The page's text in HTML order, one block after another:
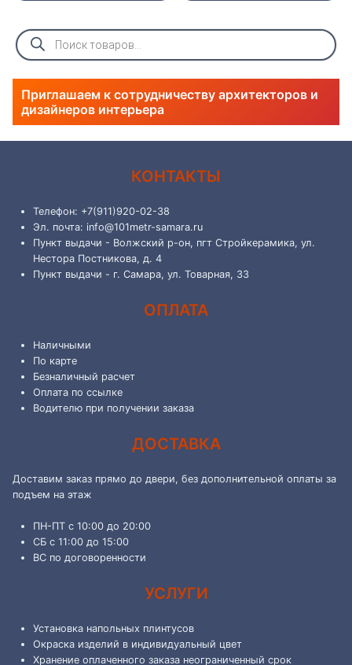
Поиск
товаров
Приглашаем к сотрудничеству архитекторов и
дизайнеров интерьера
КОНТАКТЫ
Телефон: +7(911)920-02-38
Эл. почта: info@101metr-samara.ru
Пункт выдачи - Волжский р-он, пгт Стройкерамика, ул.
Нестора Постникова, д. 4
Пункт выдачи - г. Самара, ул. Товарная, 33
ОПЛАТА
Наличными
По карте
Безналичный расчет
Оплата по ссылке
Водителю при получении заказа
ДОСТАВКА
Доставим заказ прямо до двери, без дополнительной оплаты за
подъем на этаж
ПН-ПТ с 10:00 до 20:00
СБ с 11:00 до 15:00
ВС по договоренности
УСЛУГИ
Установка напольных плинтусов
Окраска изделий в индивидуальный цвет
Хранение оплаченного заказа неограниченный срок